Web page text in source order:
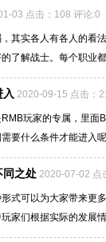
03 点击：108 评论:0
其实各人有各人的看
了解战士。每个职业
2020-09-15 点击：
玩家的专属，里面
要什么条件才能进入
同之处 2020-07-02 点
可以为大家带来更
家们根据实际的发展